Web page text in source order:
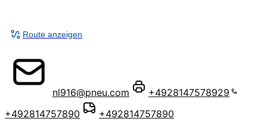
Route anzeigen
nl916@pneu.com
+4928147578929
+492814757890
+492814757890